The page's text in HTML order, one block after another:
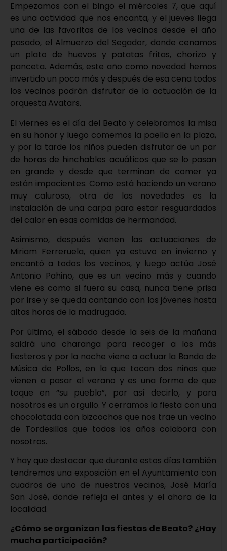
Empezamos con el bingo el miércoles 7, que aquí
es una actividad que nos encanta, y el jueves llega
una de las favoritas de los vecinos desde el año
pasado, el Almuerzo del Segador, donde cenamos
un plato de huevos y patatas fritas, chorizo y
panceta. Además, este año como novedad hemos
invertido un poco más y después de esa cena todos
los vecinos podrán disfrutar de la actuación de la
orquesta Avatars.
El viernes es el día del Beato y celebramos la misa
en su honor y luego comemos la paella en la plaza,
y por la tarde los niños pueden disfrutar de un par
de horas de hinchables acuáticos que se lo pasan
en grande y desde que terminan de comer ya
están impacientes. Como está haciendo un verano
muy caluroso, otra de las novedades es la
instalación de una carpa para estar resguardados
del calor en esas comidas de hermandad.
Asimismo, después vienen las actuaciones de
Miriam Ferreruela, quien ya estuvo en invierno y
encantó a todos los vecinos, y luego actúa José
Antonio Pahino, que es un vecino más y cuando
viene es como si fuera su casa, nunca tiene prisa
por irse y se queda cantando con los jóvenes hasta
altas horas de la madrugada.
Por último, el sábado desde la seis de la mañana
saldrá una charanga para recoger a los más
fiesteros y por la noche viene a actuar la Banda de
Música de Pollos, en la que tocan dos niños que
vienen a pasar el verano y es una forma de que
toque en “su pueblo”, por así decirlo, y para
nosotros es un orgullo. Y cerramos la fiesta con una
chocolatada con bizcochos que nos trae un vecino
de Tordesillas que todos los años colabora con
nosotros.
Y hay que destacar que durante estos días también
tendremos una exposición en el Ayuntamiento con
cuadros de uno de nuestros vecinos, José María
San José, donde refleja el antes y el ahora de la
localidad.
¿Cómo se organizan las fiestas de Beato? ¿Hay
mucha participación?